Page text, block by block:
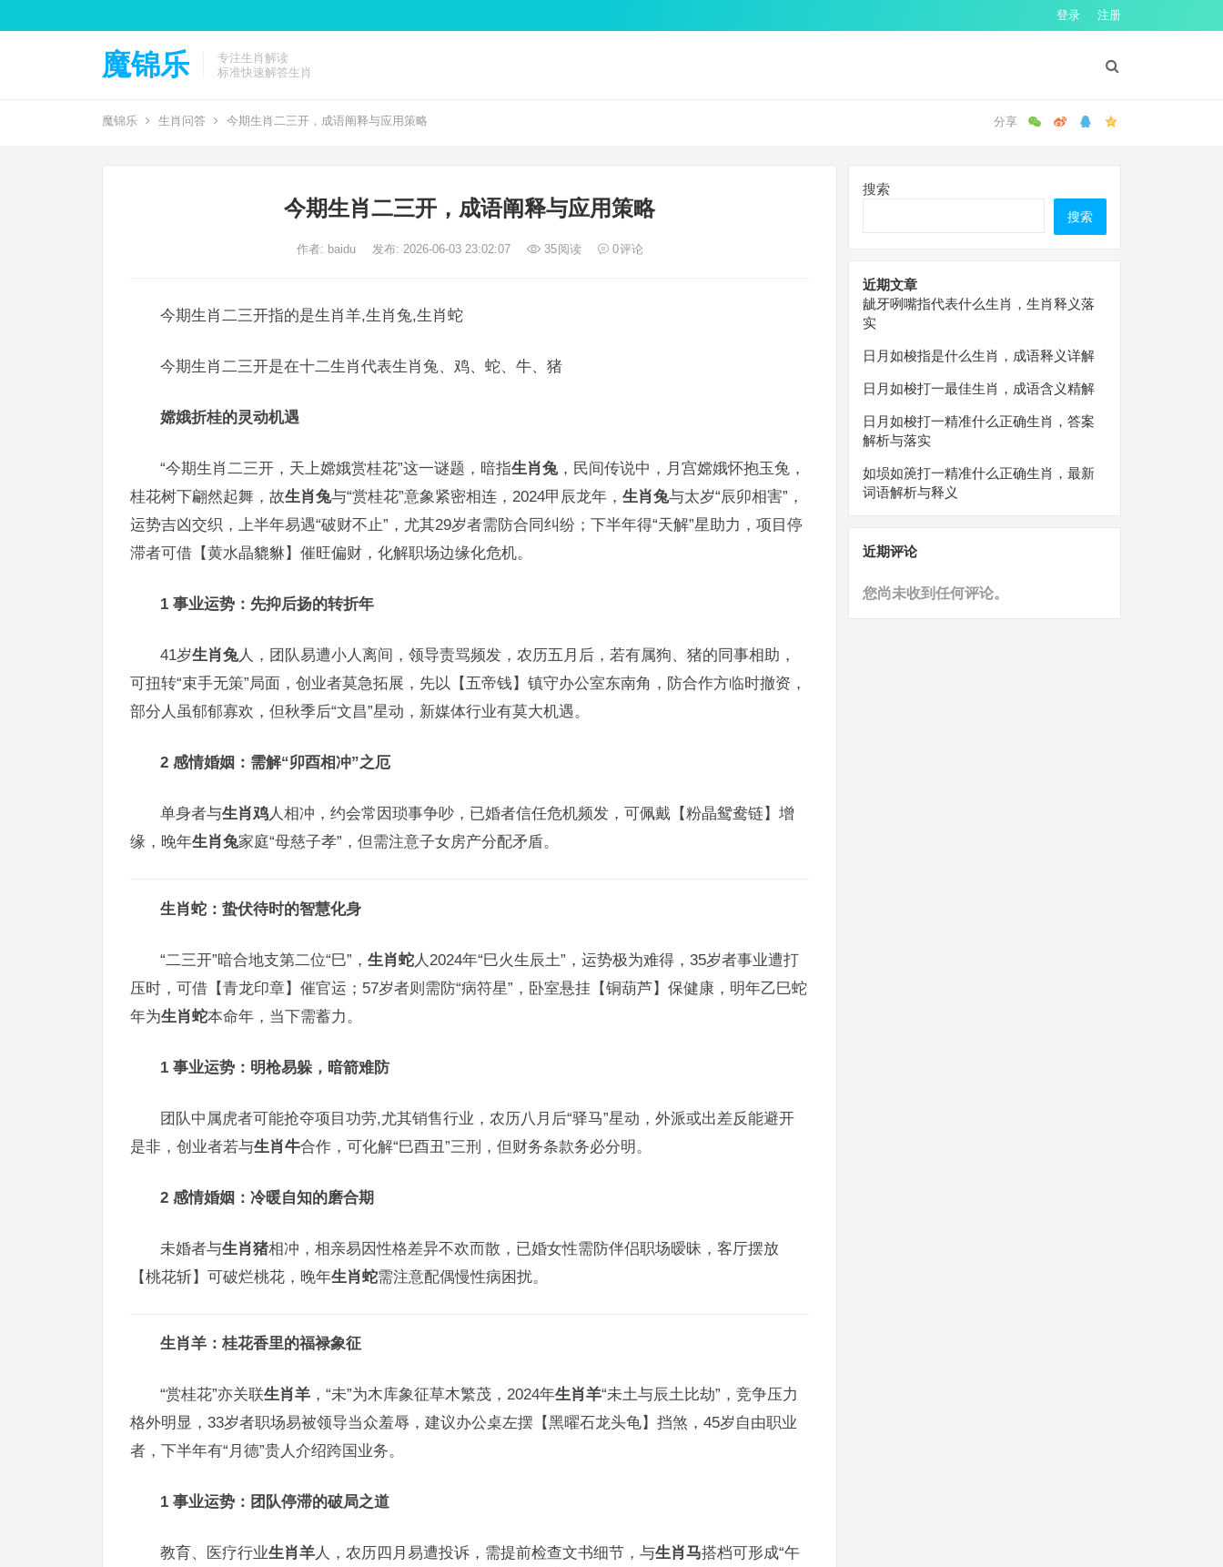
登录 注册
魔锦乐
专注生肖解读
标准快速解答生肖
魔锦乐 生肖问答 今期生肖二三开，成语阐释与应用策略
今期生肖二三开，成语阐释与应用策略
作者: baidu 发布: 2026-06-03 23:02:07 35阅读 0评论
今期生肖二三开指的是生肖羊,生肖兔,生肖蛇
今期生肖二三开是在十二生肖代表生肖兔、鸡、蛇、牛、猪
嫦娥折桂的灵动机遇
“今期生肖二三开，天上嫦娥赏桂花”这一谜题，暗指生肖兔，民间传说中，月宫嫦娥怀抱玉兔，
桂花树下翩然起舞，故生肖兔与“赏桂花”意象紧密相连，2024甲辰龙年， 生肖兔与太岁“辰卯相害”，
运势吉凶交织，上半年易遇“破财不止”，尤其29岁者需防合同纠纷；下半年得“天解”星助力，项目停
滞者可借【黄水晶貔貅】催旺偏财，化解职场边缘化危机。
1 事业运势：先抑后扬的转折年
41岁生肖兔人，团队易遭小人离间，领导责骂频发，农历五月后，若有属狗、猪的同事相助，
可扭转“束手无策”局面，创业者莫急拓展，先以【五帝钱】镇守办公室东南角，防合作方临时撤资，
部分人虽郁郁寡欢，但秋季后“文昌”星动，新媒体行业有莫大机遇。
2 感情婚姻：需解“卯酉相冲”之厄
单身者与生肖鸡 人相冲，约会常因琐事争吵，已婚者信任危机频发，可佩戴【粉晶鸳鸯链】增
缘，晚年生肖兔家庭“母慈子孝”，但需注意子女房产分配矛盾。
生肖蛇：蛰伏待时的智慧化身
“二三开”暗合地支第二位“巳”， 生肖蛇 人2024年“巳火生辰土”，运势极为难得，35岁者事业遭打
压时，可借【青龙印章】催官运；57岁者则需防“病符星”，卧室悬挂【铜葫芦】保健康，明年乙巳蛇
年为生肖蛇本命年，当下需蓄力。
1 事业运势：明枪易躲，暗箭难防
团队中属虎者可能抢夺项目功劳,尤其销售行业，农历八月后“驿马”星动，外派或出差反能避开
是非，创业者若与生肖牛合作，可化解“巳酉丑”三刑，但财务条款务必分明。
2 感情婚姻：冷暖自知的磨合期
未婚者与生肖猪相冲，相亲易因性格差异不欢而散，已婚女性需防伴侣职场暧昧，客厅摆放
【桃花斩】可破烂桃花，晚年生肖蛇需注意配偶慢性病困扰。
生肖羊：桂花香里的福禄象征
“赏桂花”亦关联生肖羊 ，“未”为木库象征草木繁茂，2024年生肖羊“未土与辰土比劫”，竞争压力
格外明显，33岁者职场易被领导当众羞辱，建议办公桌左摆【黑曜石龙头龟】挡煞，45岁自由职业
者，下半年有“月德”贵人介绍跨国业务。
1 事业运势：团队停滞的破局之道
教育、医疗行业生肖羊 人，农历四月易遭投诉，需提前检查文书细节，与生肖马搭档可形成“午
搜索
搜索
近期文章
龇牙咧嘴指代表什么生肖，生肖释义落
实
日月如梭指是什么生肖，成语释义详解
日月如梭打一最佳生肖，成语含义精解
日月如梭打一精准什么正确生肖，答案
解析与落实
如埙如箎打一精准什么正确生肖，最新
词语解析与释义
近期评论
您尚未收到任何评论。